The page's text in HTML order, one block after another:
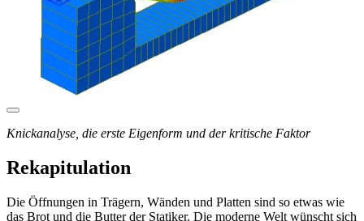
Knickanalyse, die erste Eigenform und der kritische Faktor
Rekapitulation
Die Öffnungen in Trägern, Wänden und Platten sind so etwas wie
das Brot und die Butter der Statiker. Die moderne Welt wünscht sich